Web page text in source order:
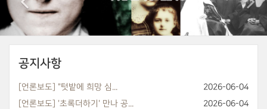
가
공지사항
[언론보도] "텃밭에 희망 심...
2026-06-04
[언론보도] '초록더하기' 만나 공...
2026-06-04